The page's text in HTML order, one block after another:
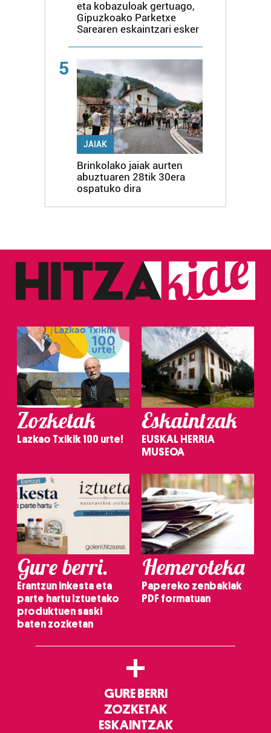
eta kobazuloak gertuago,
Gipuzkoako Parketxe
Sarearen eskaintzari esker
5
JAIAK
Brinkolako jaiak aurten
abuztuaren 28tik 30era
ospatuko dira
Zozketak
Lazkao Txikik 100 urte!
Eskaintzak
EUSKAL HERRIA
MUSEOA
Gure berri.
Erantzun inkesta eta
parte hartu Iztuetako
produktuen saski
baten zozketan
Hemeroteka
Papereko zenbakiak
PDF formatuan
+
GURE BERRI
ZOZKETAK
ESKAINTZAK